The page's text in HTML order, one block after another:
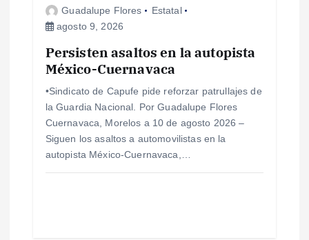
Guadalupe Flores
Estatal
agosto 9, 2026
Persisten asaltos en la autopista
México-Cuernavaca
•Sindicato de Capufe pide reforzar patrullajes de
la Guardia Nacional. Por Guadalupe Flores
Cuernavaca, Morelos a 10 de agosto 2026 –
Siguen los asaltos a automovilistas en la
autopista México-Cuernavaca,…